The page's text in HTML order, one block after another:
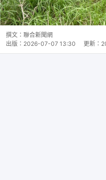
撰文： 聯合新聞網
出版： 2026-07-07 13:30 更新：